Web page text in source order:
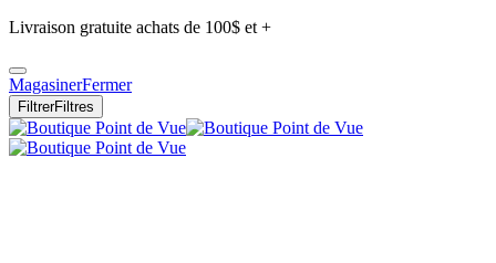
Livraison gratuite achats de 100$ et +
MagasinerFermer
FiltrerFiltres